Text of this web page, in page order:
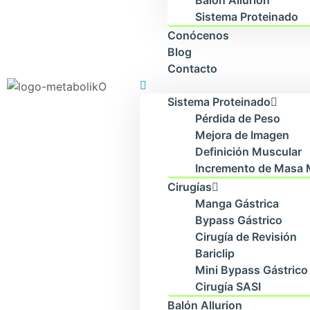
Sistema Proteinado
Conócenos
Blog
Contacto
Sistema Proteinado
Pérdida de Peso
Mejora de Imagen
Definición Muscular
Incremento de Masa
Cirugías
Manga Gástrica
Bypass Gástrico
Cirugía de Revisión
Bariclip
Mini Bypass Gástrico
Cirugía SASI
Balón Allurion